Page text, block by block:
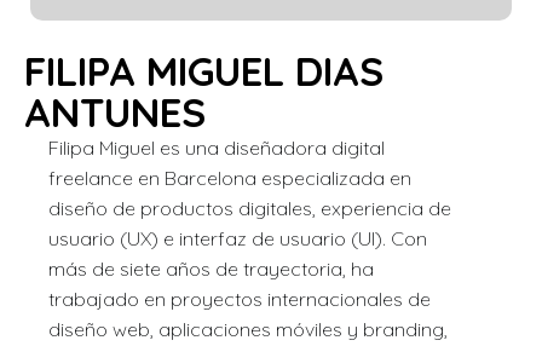
FILIPA MIGUEL DIAS
ANTUNES
Filipa Miguel es una diseñadora digital
freelance en Barcelona especializada en
diseño de productos digitales, experiencia de
usuario (UX) e interfaz de usuario (UI). Con
más de siete años de trayectoria, ha
trabajado en proyectos internacionales de
diseño web, aplicaciones móviles y branding,